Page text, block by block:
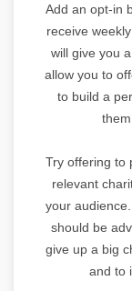
Add an opt-in
receive
will give you
allow you to
to build a
Try offering to
relevant
your
should be
give up a big
and to